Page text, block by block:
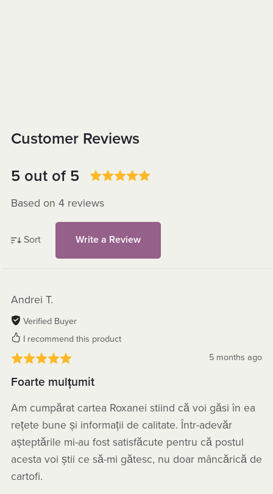
Customer Reviews
5 out of 5
Based on 4 reviews
Sort Write a Review
Andrei T.
Verified Buyer
I recommend this product
5 months ago
Foarte mulțumit
Am cumpărat cartea Roxanei stiind că voi găsi în ea
rețete bune și informații de calitate. Într-adevăr
așteptările mi-au fost satisfăcute pentru că postul
acesta voi știi ce să-mi gătesc, nu doar mâncărică de
cartofi.